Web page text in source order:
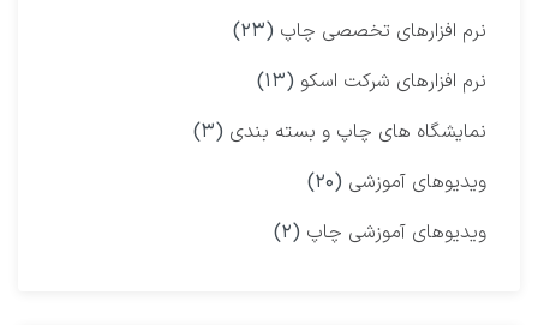
نرم افزارهای تخصصی چاپ (۲۳)
نرم افزارهای شرکت اسکو (۱۳)
نمایشگاه‌ های چاپ و بسته بندی (۳)
ویدیوهای آموزشی (۲۰)
ویدیوهای آموزشی چاپ (۲)